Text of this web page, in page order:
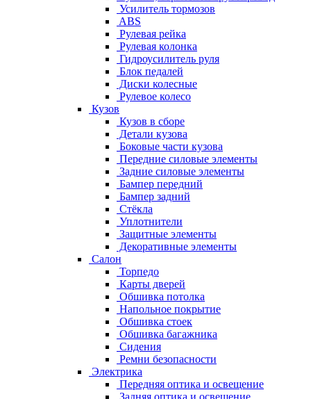
Усилитель тормозов
ABS
Рулевая рейка
Рулевая колонка
Гидроусилитель руля
Блок педалей
Диски колесные
Рулевое колесо
Кузов
Кузов в сборе
Детали кузова
Боковые части кузова
Передние силовые элементы
Задние силовые элементы
Бампер передний
Бампер задний
Стёкла
Уплотнители
Защитные элементы
Декоративные элементы
Салон
Торпедо
Карты дверей
Обшивка потолка
Напольное покрытие
Обшивка стоек
Обшивка багажника
Сидения
Ремни безопасности
Электрика
Передняя оптика и освещение
Задняя оптика и освещение